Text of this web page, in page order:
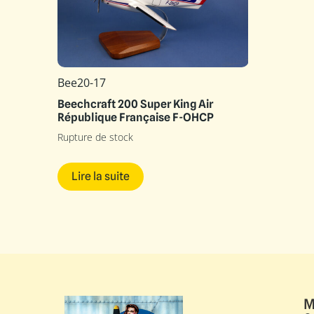
Bee20-17
Beechcraft 200 Super King Air
République Française F-OHCP
Rupture de stock
Lire la suite